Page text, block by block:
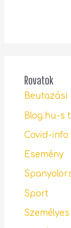
Rovatok
Blog.hu-s
Covid-info
Esemény
Sport